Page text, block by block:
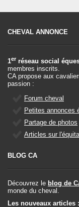
CHEVAL ANNONCE
1er réseau social
membres inscrits.
CA propose aux
passion :
Forum cheval
Petites annonces
Partage de photos
Articles sur
BLOG CA
Découvrez le blog de
monde du cheval.
Les nouveaux articles :